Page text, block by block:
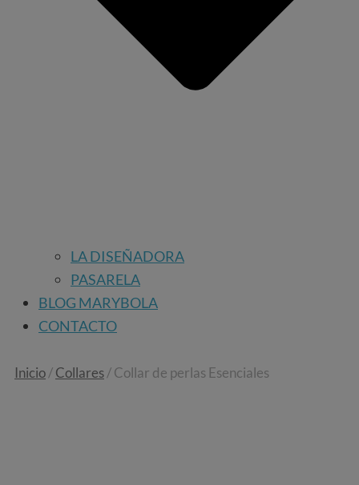
LA DISEÑADORA
PASARELA
BLOG MARYBOLA
CONTACTO
Inicio/ Collares/ Collar de perlas Esenciales